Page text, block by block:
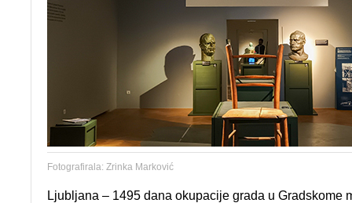
Fotografirala: Zrinka Marković
Ljubljana – 1495 dana okupacije grada u Gradskome